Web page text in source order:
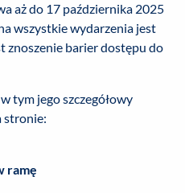
aż do 17 października 2025
wszystkie wydarzenia jest
znoszenie barier dostępu do
tym jego szczegółowy
stronie:
ramę